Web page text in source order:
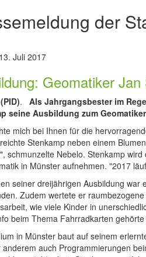
der
Juli 2017
Geomatiker
. Als Jahrgangsbester im
seine Ausbildung zum
mich bei Ihnen für die
Stenkamp neben einem
schmunzelte Nebelo. Stenkamp
in Münster aufnehmen. "2017
seiner dreijährigen Ausbildung
Zudem wertete er
wie viele Kinder in
beim Thema Fahrradkarten
in Münster baut auf seinem
auch Programmierungen